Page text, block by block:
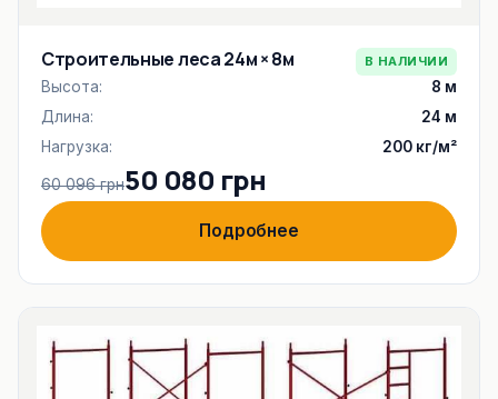
Строительные леса 24м × 8м В НАЛИЧИИ
Высота:
8 м
Длина:
24 м
Нагрузка:
200 кг/м²
60 096 грн50 080 грн
Подробнее